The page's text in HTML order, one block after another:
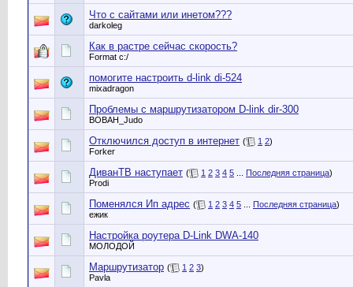
Что с сайтами или инетом???
darkoleg
Как в растре сейчас скорость?
Format c:/
помогите настроить d-link di-524
mixadragon
Проблемы с маршрутизатором D-link dir-300
ВОВАН_Judo
Отключился доступ в интернет ( 1 2)
Forker
ДиванТВ наступает ( 1 2 3 4 5 Последняя страница)
Prodi
Поменялся Ип адрес ( 1 2 3 4 5 Последняя страница)
ежик
Настройка роутера D-Link DWA-140
МОЛОДОЙ
Маршрутизатор ( 1 2 3)
Pavla